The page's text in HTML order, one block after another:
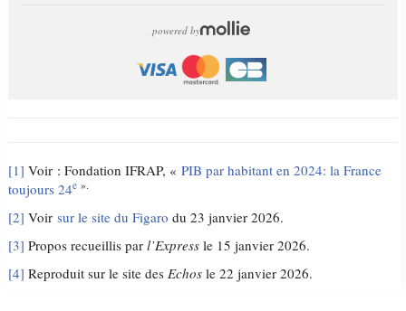
powered by
[1] Voir : Fondation IFRAP, «PIB par habitant en 2024: la France
toujours 24e ».
[2] Voirsur le site du Figaro du 23 janvier 2026.
[3] Propos recueillis parl’Express le 15 janvier 2026.
[4] Reproduit sur le site des Echos le 22 janvier 2026.